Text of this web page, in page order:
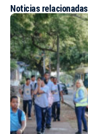
Noticias relacionadas